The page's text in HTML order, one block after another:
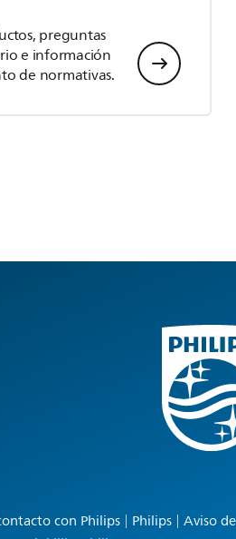
preguntas
e información
de normativas.
con Philips Philips Aviso